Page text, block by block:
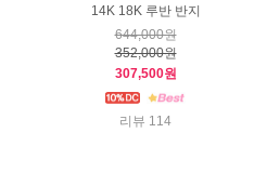
14K 18K 루반 반지
644,000원
352,000원
307,500원
리뷰 114